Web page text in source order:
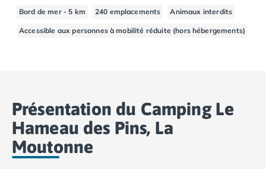
Camping Bidart
Camping Saint Jean de Luz
Camping Honfleur
Camping Houlgate
Camping Ouistreham
Camping Manche
Bord de mer - 5 km 240 emplacements Animaux interdits
Accessible aux personnes à mobilité réduite (hors hébergements)
Présentation du Camping Le
Hameau des Pins, La
Moutonne